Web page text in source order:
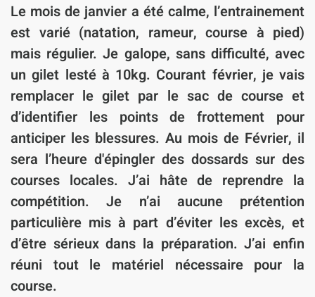
Le mois de janvier a été calme, l’entrainement
est varié (natation, rameur, course à pied)
mais régulier. Je galope, sans difficulté, avec
un gilet lesté à 10kg. Courant février, je vais
remplacer le gilet par le sac de course et
d’identifier les points de frottement pour
anticiper les blessures. Au mois de Février, il
sera l’heure d'épingler des dossards sur des
courses locales. J’ai hâte de reprendre la
compétition. Je n’ai aucune prétention
particulière mis à part d’éviter les excès, et
d’être sérieux dans la préparation. J’ai enfin
réuni tout le matériel nécessaire pour la
course.